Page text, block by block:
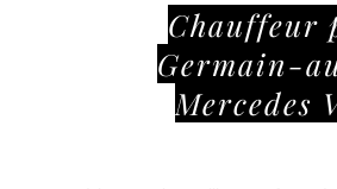
Chauffeur
Germain-
Mercedes